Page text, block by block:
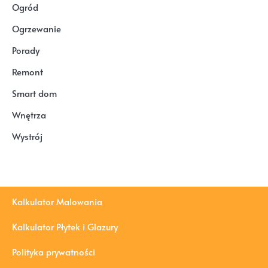
Ogród
Ogrzewanie
Porady
Remont
Smart dom
Wnętrza
Wystrój
Kalkulator Malowania
Kalkulator Płytek i Glazury
Polityka prywatności